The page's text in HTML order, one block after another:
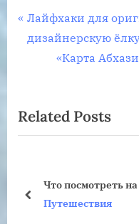
Навигация
по
P
r
o
u
o
Лайфхаки для
дизайнерскую
N
t
P
«Карта
Related Posts
Что посмотреть
Путешествия
prev